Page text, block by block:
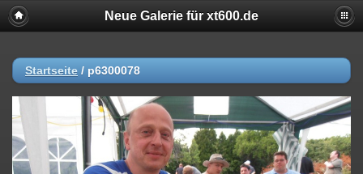
Neue Galerie für xt600.de
Startseite / p6300078